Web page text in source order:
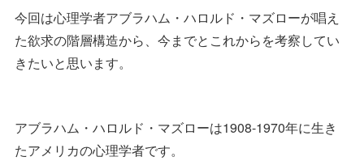
今回は心理学者アブラハム・ハロルド・マズローが唱え
た欲求の階層構造から、今までとこれからを考察してい
きたいと思います。
アブラハム・ハロルド・マズローは1908-1970年に生き
たアメリカの心理学者です。